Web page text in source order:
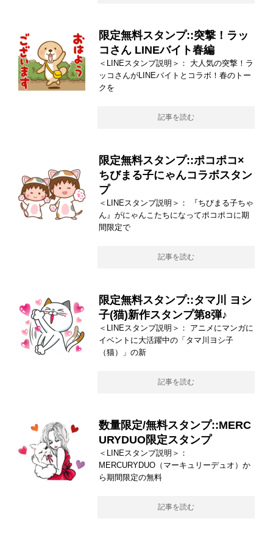
限定無料スタンプ::突撃！ラッ
コさん LINEバイト春編
＜LINEスタンプ説明＞： 大人気の突撃！ラ
ッコさんがLINEバイトとコラボ！春のトー
クを
記事を読む
限定無料スタンプ::ポコポコ×
ちびまる子にゃんコラボスタン
プ
＜LINEスタンプ説明＞： 『ちびまる子ちゃ
ん』がにゃんこたちになってポコポコに期
間限定で
記事を読む
限定無料スタンプ::タマ川 ヨシ
子(猫)新作スタンプ第8弾♪
＜LINEスタンプ説明＞： アニメにマンガに
イベントに大活躍中の「タマ川ヨシ子
（猫）」の新
記事を読む
数量限定/無料スタンプ::MERC
URYDUO限定スタンプ
＜LINEスタンプ説明＞：
MERCURYDUO（マーキュリーデュオ）か
ら期間限定の無料
記事を読む